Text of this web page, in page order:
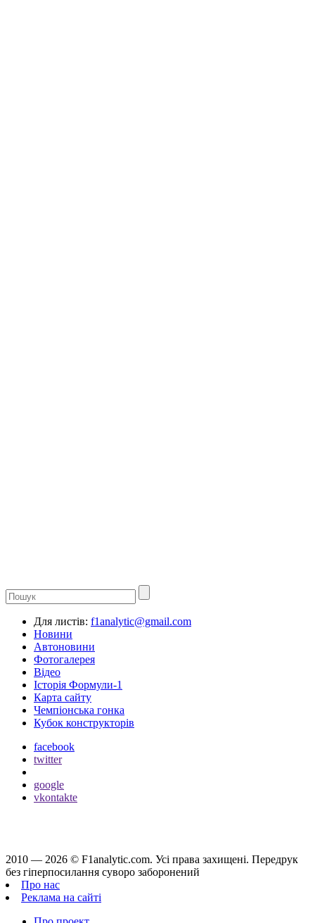
Для листів: f1analytic@gmail.com
Новини
Автоновини
Фотогалерея
Відео
Історія Формули-1
Карта сайту
Чемпіонська гонка
Кубок конструкторів
facebook
twitter
google
vkontakte
2010 — 2026 © F1analytic.com. Усi права захищенi. Передрук
без гіперпосилання суворо заборонений
Про нас
Реклама на сайті